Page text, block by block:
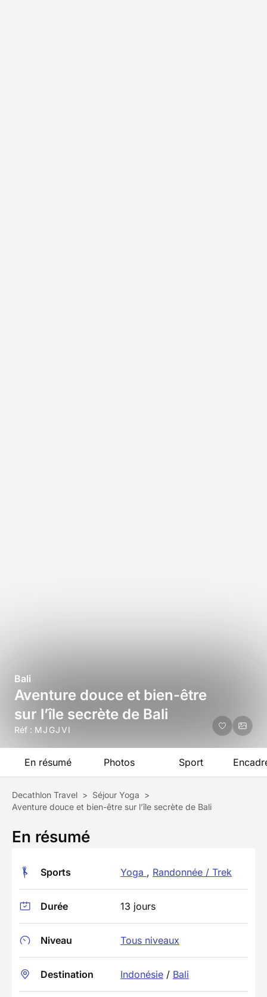
Bali
Aventure douce et bien-être
sur l’île secrète de Bali
Réf : MJGJVI
En résumé Photos Sport
Decathlon Travel > Séjour Yoga >
Aventure douce et bien-être sur l’île secrète de Bali
En résumé
Sports Yoga , Randonnée / Trek
Durée 13 jours
Niveau Tous niveaux
Destination Indonésie / Bali